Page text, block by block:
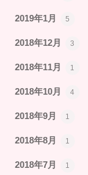
2019年1月 5
2018年12月 3
2018年11月 1
2018年10月 4
2018年9月 1
2018年8月 1
2018年7月 1